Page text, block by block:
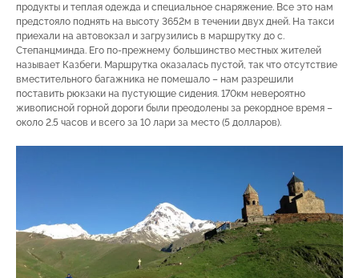
продукты и теплая одежда и специальное снаряжение. Все это нам
предстояло поднять на высоту 3652м в течении двух дней. На такси
приехали на автовокзал и загрузились в маршрутку до с.
Степанцминда. Его по-прежнему большинство местных жителей
называет Казбеги. Маршрутка оказалась пустой, так что отсутствие
вместительного багажника не помешало – нам разрешили
поставить рюкзаки на пустующие сидения. 170км невероятно
живописной горной дороги были преодолены за рекордное время –
около 2.5 часов и всего за 10 лари за место (5 долларов).